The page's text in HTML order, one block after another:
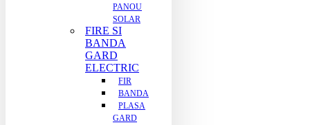
PANOU
SOLAR
FIRE SI
BANDA
GARD
ELECTRIC
FIR
BANDA
PLASA
GARD